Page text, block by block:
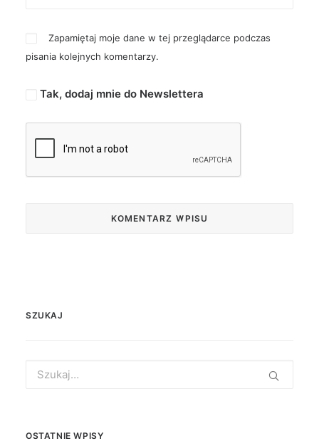
Zapamiętaj moje dane w tej przeglądarce podczas
pisania kolejnych komentarzy.
Tak, dodaj mnie do Newslettera
SZUKAJ
for:
OSTATNIE WPISY